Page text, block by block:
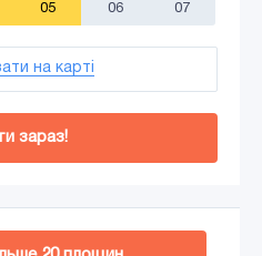
05 06 07
на карті
зараз!